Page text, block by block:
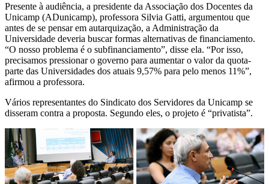
Presente à audiência, a presidente da Associação dos Docentes da
Unicamp (ADunicamp), professora Silvia Gatti, argumentou que
antes de se pensar em autarquização, a Administração da
Universidade deveria buscar formas alternativas de financiamento.
“O nosso problema é o subfinanciamento”, disse ela. “Por isso,
precisamos pressionar o governo para aumentar o valor da quota-
parte das Universidades dos atuais 9,57% para pelo menos 11%”,
afirmou a professora.
Vários representantes do Sindicato dos Servidores da Unicamp se
disseram contra a proposta. Segundo eles, o projeto é “privatista”.